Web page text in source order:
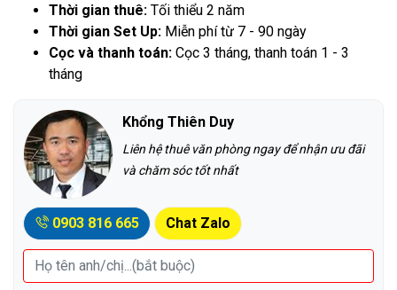
Thời gian thuê: Tối thiểu 2 năm
Thời gian Set Up: Miễn phí từ 7 - 90 ngày
Cọc và thanh toán: Cọc 3 tháng, thanh toán 1 - 3
tháng
Khổng Thiên Duy
Liên hệ thuê văn phòng ngay để nhận ưu đãi
và chăm sóc tốt nhất
0903 816 665 Chat Zalo